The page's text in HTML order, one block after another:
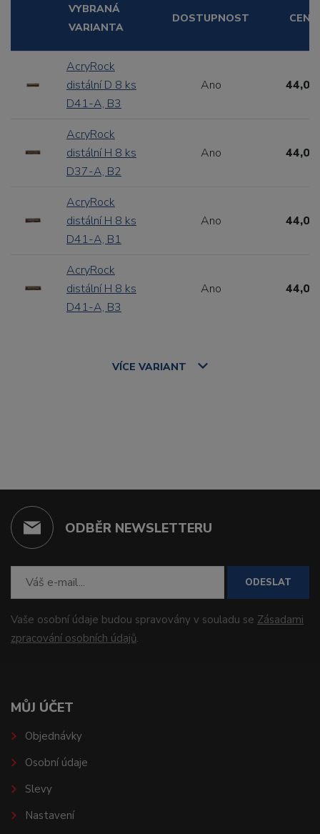
VYBRANÁ
VARIANTA
DOSTUPNOST CENA
AcryRock
distální D 8 ks
D41-A, B3
Ano 44,00
AcryRock
distální H 8 ks
D37-A, B2
Ano 44,00
AcryRock
distální H 8 ks
D41-A, B1
Ano 44,00
AcryRock
distální H 8 ks
D41-A, B3
Ano 44,00
VÍCE VARIANT
ODBĚR NEWSLETTERU
ODESLAT
Vaše osobní údaje budou spravovány v souladu se Zásadami
zpracování osobních údajů.
MŮJ ÚČET
Objednávky
Osobní údaje
Slevy
Nastavení